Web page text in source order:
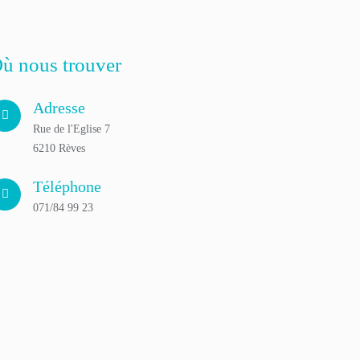
nous trouver
Adresse
Rue de l'Eglise 7
6210 Rèves
Téléphone
071/84 99 23